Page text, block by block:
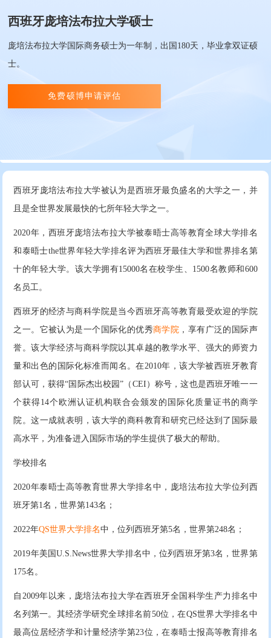
西班牙庞培法布拉大学硕士
庞培法布拉大学国际商务硕士为一年制，出国180天，毕业拿双证硕
士。
免费硕博申请评估
西班牙庞培法布拉大学被认为是西班牙最负盛名的大学之一，并
且是全世界发展最快的七所年轻大学之一。
2020年，西班牙庞培法布拉大学被泰晤士高等教育全球大学排名
和泰晤士the世界年轻大学排名评为西班牙最佳大学和世界排名第
十的年轻大学。该大学拥有15000名在校学生、1500名教师和600
名员工。
西班牙的经济与商科学院是当今西班牙高等教育最受欢迎的学院
之一。它被认为是一个国际化的优秀商学院 ，享有广泛的国际声
誉。该大学经济与商科学院以其卓越的教学水平、强大的师资力
量和出色的国际化标准而闻名。在2010年，该大学被西班牙教育
部认可，获得“国际杰出校园”（CEI）称号，这也是西班牙唯一一
个获得14个欧洲认证机构联合会颁发的国际化质量证书的商学
院。这一成就表明，该大学的商科教育和研究已经达到了国际最
高水平，为准备进入国际市场的学生提供了极大的帮助。
学校排名
2020年泰晤士高等教育世界大学排名中，庞培法布拉大学位列西
班牙第1名，世界第143名；
2022年QS世界大学排名中，位列西班牙第5名，世界第248名；
2019年美国U.S.News世界大学排名中，位列西班牙第3名，世界第
175名。
自2009年以来，庞培法布拉大学在西班牙全国科学生产力排名中
名列第一。其经济学研究全球排名前50位，在QS世界大学排名中
最高位居经济学和计量经济学第23位，在泰晤士报高等教育排名